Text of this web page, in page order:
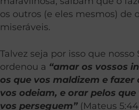
os outros (e eles mesmos) de
miseráveis.
Talvez seja por isso que nosso
ordenou a “amar os vossos
os que vos maldizem e fazer
vos odeiam, e orar pelos
vos perseguem” (Mateus